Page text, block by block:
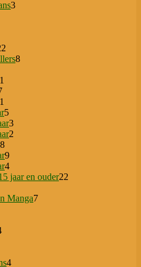
producten
33
producten
88
1
57
producten
1
product
55
producten
33
2
88
producten
99
producten
44
producten
jaar en ouder22
Manga77
4
44